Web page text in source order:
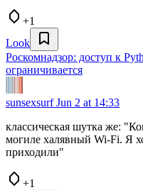
+1
Look
Роскомнадзор: доступ к
ограничивается
sunsexsurfJun 2 at 14:33
классическая шутка же:
могиле халявный Wi-Fi. Я
приходили"
+1